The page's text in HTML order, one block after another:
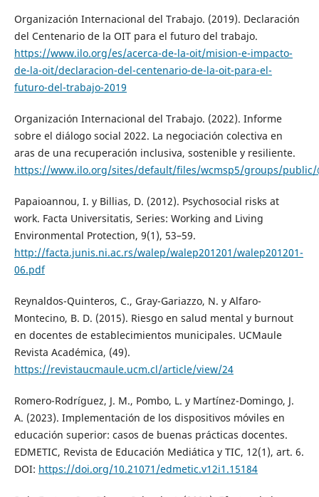
Organización Internacional del Trabajo. (2019). Declaración
del Centenario de la OIT para el futuro del trabajo.
https://www.ilo.org/es/acerca-de-la-oit/mision-e-impacto-
de-la-oit/declaracion-del-centenario-de-la-oit-para-el-
futuro-del-trabajo-2019
Organización Internacional del Trabajo. (2022). Informe
sobre el diálogo social 2022. La negociación colectiva en
aras de una recuperación inclusiva, sostenible y resiliente.
https://www.ilo.org/sites/default/files/wcmsp5/groups/public/
Papaioannou, I. y Billias, D. (2012). Psychosocial risks at
work. Facta Universitatis, Series: Working and Living
Environmental Protection, 9(1), 53–59.
http://facta.junis.ni.ac.rs/walep/walep201201/walep201201-
06.pdf
Reynaldos-Quinteros, C., Gray-Gariazzo, N. y Alfaro-
Montecino, B. D. (2015). Riesgo en salud mental y burnout
en docentes de establecimientos municipales. UCMaule
Revista Académica, (49).
https://revistaucmaule.ucm.cl/article/view/24
Romero-Rodríguez, J. M., Pombo, L. y Martínez-Domingo, J.
A. (2023). Implementación de los dispositivos móviles en
educación superior: casos de buenas prácticas docentes.
EDMETIC, Revista de Educación Mediática y TIC, 12(1), art. 6.
DOI: https://doi.org/10.21071/edmetic.v12i1.15184